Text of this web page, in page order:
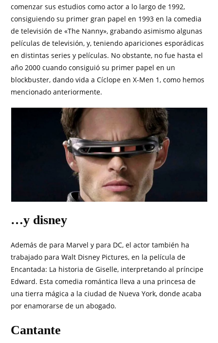
comenzar sus estudios como actor a lo largo de 1992,
consiguiendo su primer gran papel en 1993 en la comedia
de televisión de «The Nanny», grabando asimismo algunas
películas de televisión, y, teniendo apariciones esporádicas
en distintas series y películas. No obstante, no fue hasta el
año 2000 cuando consiguió su primer papel en un
blockbuster, dando vida a Cíclope en X-Men 1, como hemos
mencionado anteriormente.
…y disney
Además de para Marvel y para DC, el actor también ha
trabajado para Walt Disney Pictures, en la película de
Encantada: La historia de Giselle, interpretando al príncipe
Edward. Esta comedia romántica lleva a una princesa de
una tierra mágica a la ciudad de Nueva York, donde acaba
por enamorarse de un abogado.
Cantante